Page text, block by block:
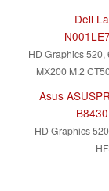
Dell
HD Graphics 520,
MX200 M.2
Asus
HD Graphics